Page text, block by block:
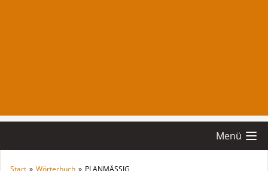
Menü
Start » Wörterbuch » PLANMÄSSIG